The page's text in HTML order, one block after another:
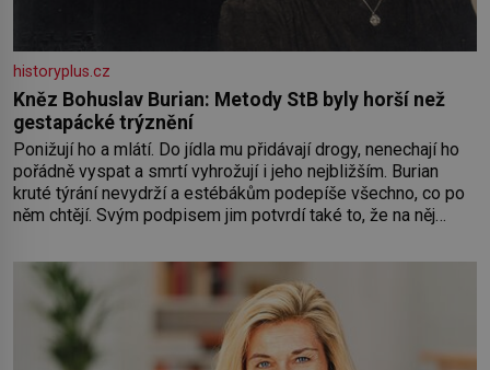
historyplus.cz
Kněz Bohuslav Burian: Metody StB byly horší než
gestapácké trýznění
Ponižují ho a mlátí. Do jídla mu přidávají drogy, nenechají ho
pořádně vyspat a smrtí vyhrožují i jeho nejbližším. Burian
kruté týrání nevydrží a estébákům podepíše všechno, co po
něm chtějí. Svým podpisem jim potvrdí také to, že na něj
Syn brněnského řezníka chce být knězem a